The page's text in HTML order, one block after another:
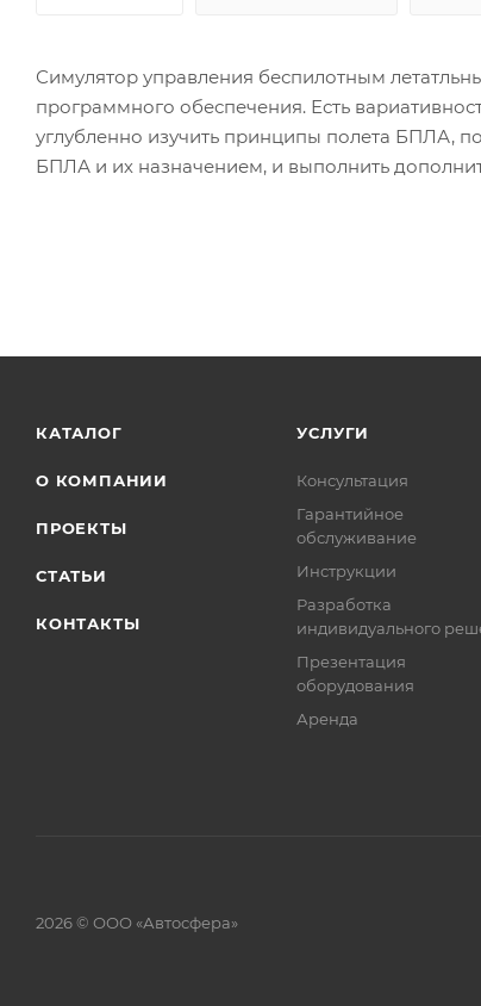
Симулятор управления беспилотным
программного обеспечения. Есть
углубленно изучить принципы полета БПЛА,
БПЛА и их назначением, и выполнить
КАТАЛОГ
О КОМПАНИИ
ПРОЕКТЫ
СТАТЬИ
КОНТАКТЫ
УСЛУГИ
Консультация
Гарантийное
обслуживание
Инструкции
Разработка
индивидуального
Презентация
оборудования
Аренда
2026 © ООО «Автосфера»